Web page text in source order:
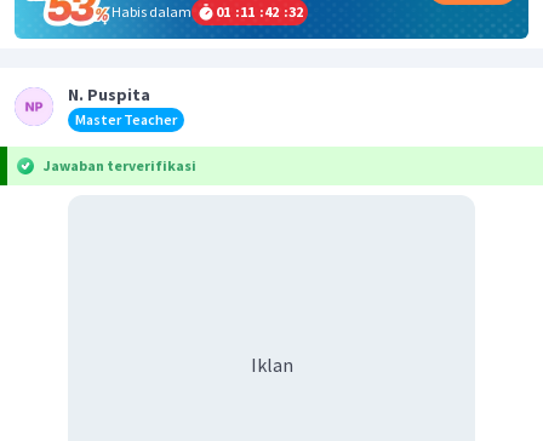
Habis dalam
01 :11 :42 :32
N. Puspita
Master Teacher
Jawaban terverifikasi
Iklan